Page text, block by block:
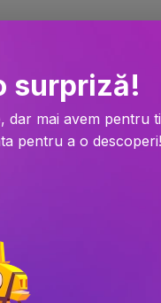
surpriză!
dar mai avem pentru
pentru a o descoperi!